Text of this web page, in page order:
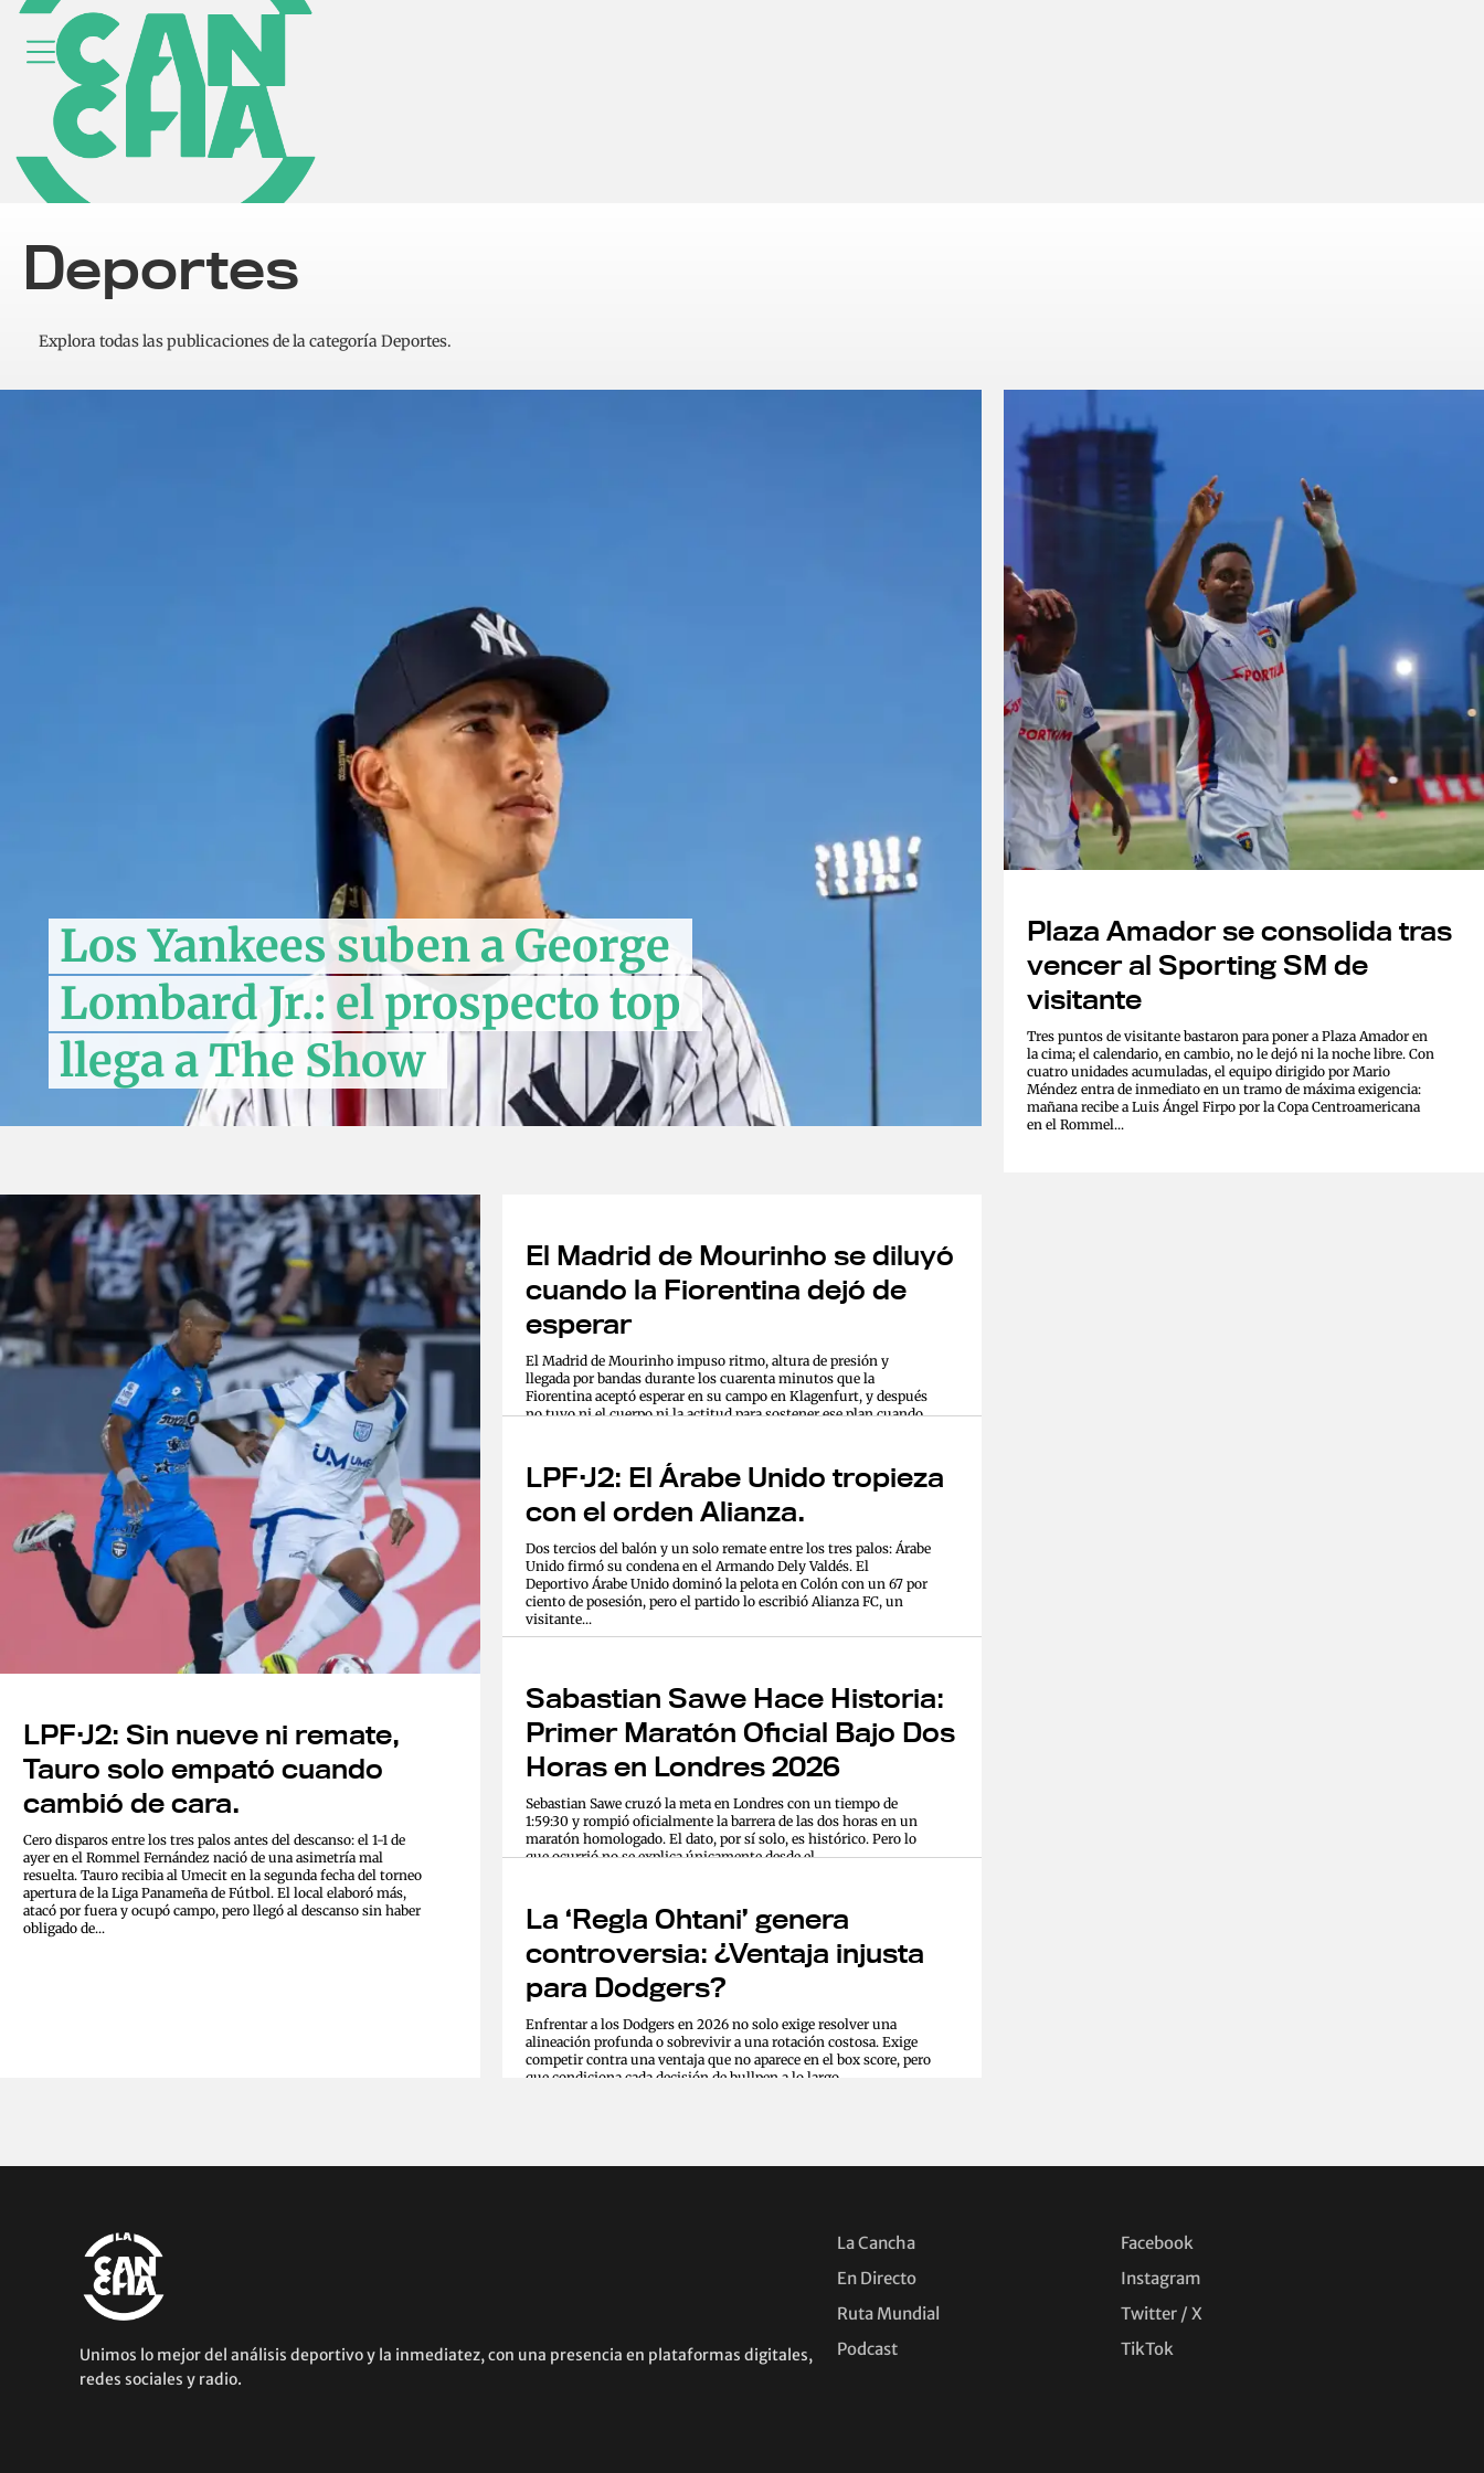
Deportes
Explora todas las publicaciones de la categoría Deportes.
Los Yankees suben a George
Lombard Jr.: el prospecto top
llega a The Show
Plaza Amador se consolida tras
vencer al Sporting SM de
visitante
Tres puntos de visitante bastaron para poner a Plaza Amador en
la cima; el calendario, en cambio, no le dejó ni la noche libre. Con
cuatro unidades acumuladas, el equipo dirigido por Mario
Méndez entra de inmediato en un tramo de máxima exigencia:
mañana recibe a Luis Ángel Firpo por la Copa Centroamericana
en el Rommel...
LPF·J2: Sin nueve ni remate,
Tauro solo empató cuando
cambió de cara.
Cero disparos entre los tres palos antes del descanso: el 1-1 de
ayer en el Rommel Fernández nació de una asimetría mal
resuelta. Tauro recibia al Umecit en la segunda fecha del torneo
apertura de la Liga Panameña de Fútbol. El local elaboró más,
atacó por fuera y ocupó campo, pero llegó al descanso sin haber
obligado de...
El Madrid de Mourinho se diluyó
cuando la Fiorentina dejó de
esperar
El Madrid de Mourinho impuso ritmo, altura de presión y
llegada por bandas durante los cuarenta minutos que la
Fiorentina aceptó esperar en su campo en Klagenfurt, y después
no tuvo ni el cuerpo ni la actitud para sostener ese plan cuando
LPF·J2: El Árabe Unido tropieza
con el orden Alianza.
Dos tercios del balón y un solo remate entre los tres palos: Árabe
Unido firmó su condena en el Armando Dely Valdés. El
Deportivo Árabe Unido dominó la pelota en Colón con un 67 por
ciento de posesión, pero el partido lo escribió Alianza FC, un
visitante...
Sabastian Sawe Hace Historia:
Primer Maratón Oficial Bajo Dos
Horas en Londres 2026
Sebastian Sawe cruzó la meta en Londres con un tiempo de
1:59:30 y rompió oficialmente la barrera de las dos horas en un
maratón homologado. El dato, por sí solo, es histórico. Pero lo
que ocurrió no se explica únicamente desde el...
La ‘Regla Ohtani’ genera
controversia: ¿Ventaja injusta
para Dodgers?
Enfrentar a los Dodgers en 2026 no solo exige resolver una
alineación profunda o sobrevivir a una rotación costosa. Exige
competir contra una ventaja que no aparece en el box score, pero
que condiciona cada decisión de bullpen a lo largo...
Unimos lo mejor del análisis deportivo y la inmediatez, con una presencia en plataformas digitales,
redes sociales y radio.
La Cancha
En Directo
Ruta Mundial
Podcast
Facebook
Instagram
Twitter / X
TikTok